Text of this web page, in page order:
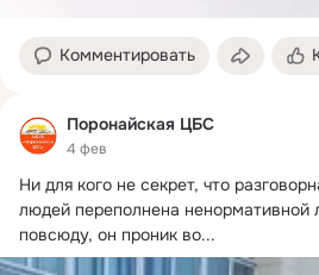
Комментировать
Поронайская ЦБС
4 фев
Ни для кого не секрет, что
людей переполнена ненормативной
повсюду, он проник во...